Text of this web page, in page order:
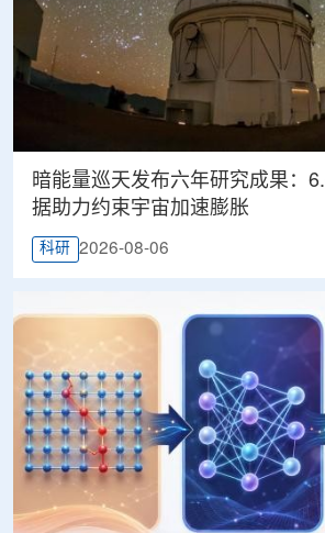
暗能量巡天发布六年研究成果：
据助力约束宇宙加速膨胀
科研 2026-08-06